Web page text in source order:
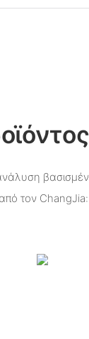
τον ChangJia: